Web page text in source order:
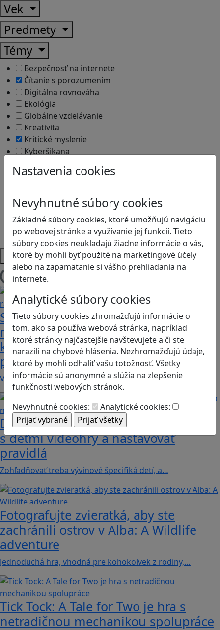
Nastavenia cookies
Nevyhnutné súbory cookies
Základné súbory cookies, ktoré umožňujú navigáciu
po webovej stránke a využívanie jej funkcií. Tieto
súbory cookies neukladajú žiadne informácie o vás,
ktoré by mohli byť použité na marketingové účely
alebo na zapamätanie si vášho prehliadania na
internete.
Analytické súbory cookies
Tieto súbory cookies zhromažďujú informácie o
tom, ako sa používa webová stránka, napríklad
ktoré stránky najčastejšie navštevujete a či ste
narazili na chybové hlásenia. Nezhromažďujú údaje,
ktoré by mohli odhaliť vašu totožnosť. Všetky
informácie sú anonymné a slúžia na zlepšenie
funkčnosti webových stránok.
Nevyhnutné cookies:
Analytické cookies:
Vek
Predmety
Témy
Bezpečnosť na internete
Čítanie s porozumením
Digitálna rovnováha
Ekológia
Globálne vzdelávanie
Kreativita
Kritické myslenie
Kyberšikana
Ľudské práva a tolerancia
Motorika a koncentrácia
Programovanie/Technika
Sociálne zručnosti a kooperácia
Strategické myslenie
Zdravie a pohyb
Platformy
Načítam blogy
Sú vaše deti na Discorde? Objavte
niekoľko užitočných rád a funkcií,
ktoré pomôžu k bezpečnému
používaniu
V januári tohto roku dosiahla platforma približne…
Desatoro rád pre rodičov, ako sa hrať
s deťmi videohry a nastavovať
pravidlá
Zohľadňovať treba vývinové špecifiká detí, a…
Fotografujte zvieratká, aby ste
zachránili ostrov v Alba: A Wildlife
adventure
Jednoduchá hra, vhodná pre kohokoľvek z rodiny,…
Tick Tock: A Tale for Tw‪o je hra s
netradičnou mechanikou spolupráce